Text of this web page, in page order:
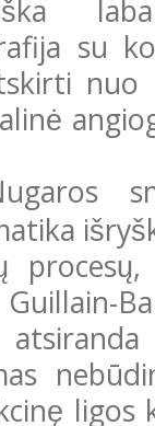
su
nuo
ligos